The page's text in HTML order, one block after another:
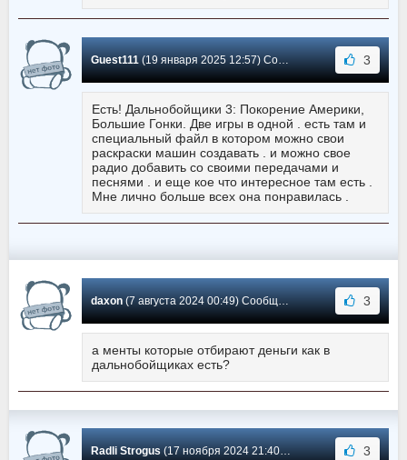
Guest111(19 января 2025 12:57) Сообщение #39 3
Есть! Дальнобойщики 3: Покорение Америки,
Большие Гонки. Две игры в одной . есть там и
специальный файл в котором можно свои
раскраски машин создавать . и можно свое
радио добавить со своими передачами и
песнями . и еще кое что интересное там есть .
Мне лично больше всех она понравилась .
daxon(7 августа 2024 00:49) Сообщение #38 3
а менты которые отбирают деньги как в
дальнобойщиках есть?
Radli Strogus(17 ноября 2024 21:40) Сообщение #37 3